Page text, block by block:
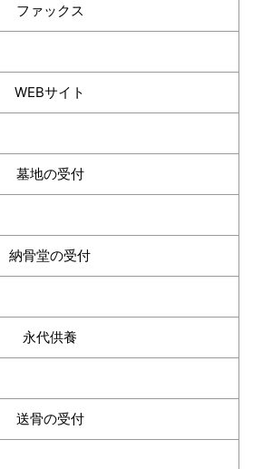
ファックス
WEBサイト
墓地の受付
納骨堂の受付
永代供養
送骨の受付